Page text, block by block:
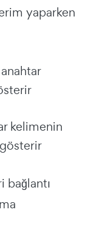
yaparken
kelimenin
gösterir
bağlantı